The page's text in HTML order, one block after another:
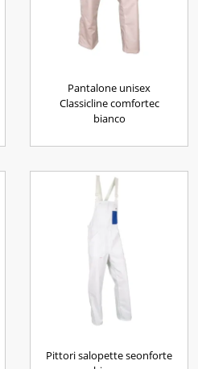
Pantalone unisex
Classicline comfortec
bianco
Pittori salopette seonforte